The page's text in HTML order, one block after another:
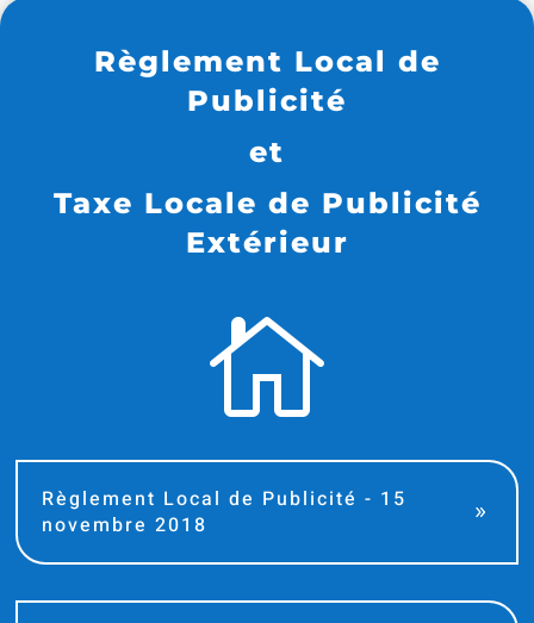
Règlement Local de
Publicité
et
Taxe Locale de Publicité
Extérieur

Règlement Local de Publicité - 15
novembre 2018